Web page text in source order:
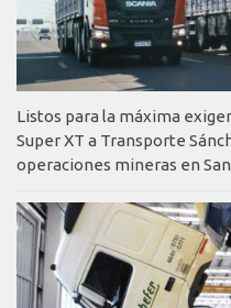
Listos para la máxima
Super XT a Transporte
operaciones mineras en